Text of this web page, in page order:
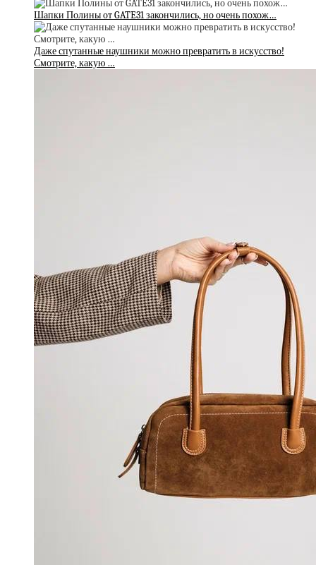
Шапки Полины от GATE31 закончились, но очень похож…
Даже спутанные наушники можно превратить в искусство!
Смотрите, какую …